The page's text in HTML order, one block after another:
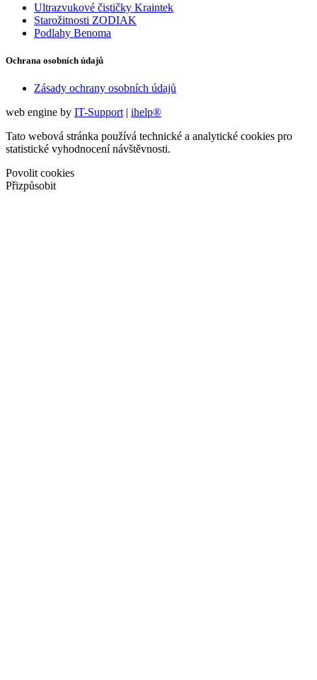
Ultrazvukové čističky Kraintek
Starožitnosti ZODIAK
Podlahy Benoma
Ochrana osobních údajů
Zásady ochrany osobních údajů
web engine by IT-Support | ihelp®
Tato webová stránka používá technické a analytické cookies pro
statistické vyhodnocení návštěvnosti.
Povolit cookies
Přizpůsobit